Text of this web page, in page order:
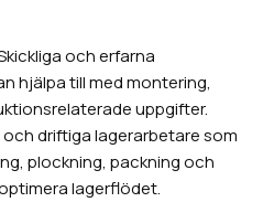
och erfarna
hjälpa till med montering,
uppgifter.
och driftiga lagerarbetare som
plockning, packning och
lagerflödet.